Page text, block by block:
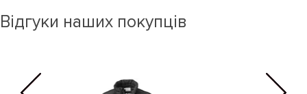
Відгуки наших покупців